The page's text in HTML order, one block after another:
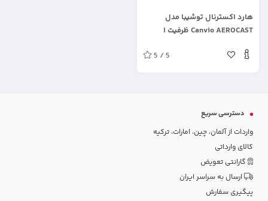
هارد اکسترنال توشیبا مدل
Canvio AEROCAST ظرفیت ۱
5 / 5
دسترسی سریع
واردات از آلمان، چین، امارات، ترکیه
کالای وارداتی
گارانتی تعویض
ارسال به سراسر ایران
پیگیری سفارش